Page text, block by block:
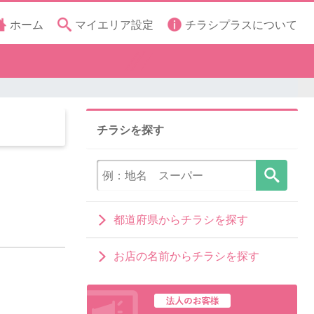
ホーム マイエリア設定 チラシプラスについて
チラシを探す
都道府県からチラシを探す
お店の名前からチラシを探す